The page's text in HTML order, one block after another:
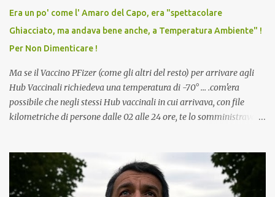
vaccino usato per minacciare i mezzi di sussistenza, il lavoro o la
scuola. Non avevamo mai visto un vaccino che permettesse a un
dodicenne di ignorare il consenso dei genitori. Dopo tutti i vaccini
che abbiamo elencato sopra...
Era un po' come l' Amaro del Capo, era "spettacolare
Ghiacciato, ma andava bene anche, a Temperatura Ambiente" !
Per Non Dimenticare !
Ma se il Vaccino PFizer (come gli altri del resto) per arrivare agli
Hub Vaccinali richiedeva una temperatura di -70° ... .com'era
possibile che negli stessi Hub vaccinali in cui arrivava, con file
kilometriche di persone dalle 02 alle 24 ore, te lo somministravano
Vaccino come: l' Amaro del Capo, era "spettacolare Ghiacciato, ma
andava bene anche, a Temperatura Ambiente"! Riproponiamo
l'articolo per NON Dimenticare!